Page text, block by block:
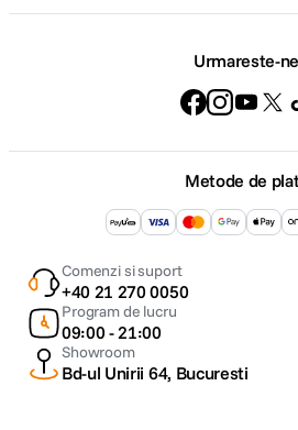
Autofocus rapid si precis datorita motorului
Urmareste-ne
Metode de
Comenzi si suport
+40 21 270 0050
Program de lucru
09:00 - 21:00
Showroom
Bd-ul Unirii 64, Bucuresti